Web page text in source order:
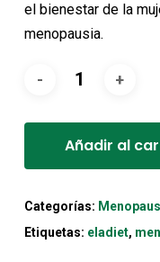
el bienestar de la
menopausia.
Añadir al
Categorías:
Etiquetas: eladiet,